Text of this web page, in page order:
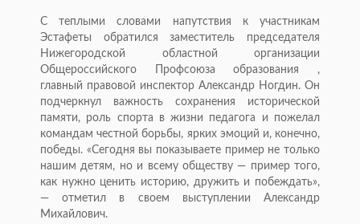
С теплыми словами напутствия к участникам
Эстафеты обратился заместитель председателя
Нижегородской областной организации
Общероссийского Профсоюза образования ,
главный правовой инспектор Александр Ногдин. Он
подчеркнул важность сохранения исторической
памяти, роль спорта в жизни педагога и пожелал
командам честной борьбы, ярких эмоций и, конечно,
победы. «Сегодня вы показываете пример не только
нашим детям, но и всему обществу — пример того,
как нужно ценить историю, дружить и побеждать»,
— отметил в своем выступлении Александр
Михайлович.